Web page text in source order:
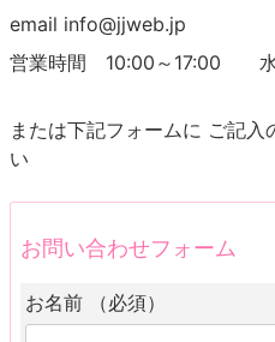
email info@jjweb.jp
営業時間 10:00～17:00 水
または下記フォームに ご記
い
お問い合わせフォーム
お名前 （必須）